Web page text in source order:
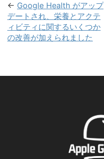
← Google Health がアップ
デートされ、栄養とアクテ
ィビティに関するいくつか
の改善が加えられました